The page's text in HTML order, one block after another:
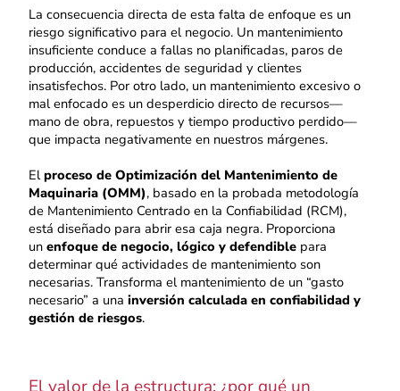
La consecuencia directa de esta falta de enfoque es un
riesgo significativo para el negocio. Un mantenimiento
insuficiente conduce a fallas no planificadas, paros de
producción, accidentes de seguridad y clientes
insatisfechos. Por otro lado, un mantenimiento excesivo o
mal enfocado es un desperdicio directo de recursos—
mano de obra, repuestos y tiempo productivo perdido—
que impacta negativamente en nuestros márgenes.
Elproceso de Optimización del Mantenimiento de
Maquinaria (OMM), basado en la probada metodología
de Mantenimiento Centrado en la Confiabilidad (RCM),
está diseñado para abrir esa caja negra. Proporciona
unenfoque de negocio, lógico y defendible para
determinar qué actividades de mantenimiento son
necesarias. Transforma el mantenimiento de un “gasto
necesario” a unainversión calculada en confiabilidad y
gestión de riesgos.